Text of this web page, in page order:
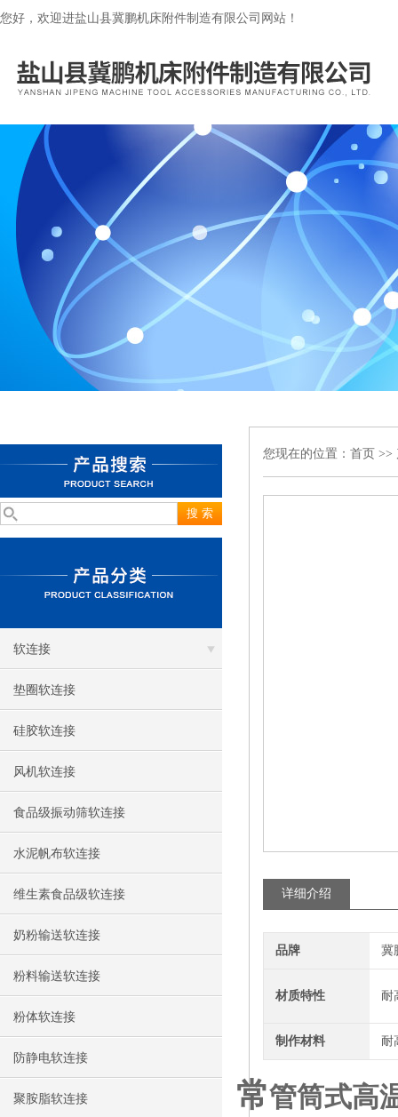
您好，欢迎进盐山县冀鹏机床附件制造有限公司网站！
软连接
垫圈软连接
硅胶软连接
风机软连接
食品级振动筛软连接
水泥帆布软连接
维生素食品级软连接
奶粉输送软连接
粉料输送软连接
粉体软连接
防静电软连接
聚胺脂软连接
您现在的位置： 首页 >>
详细介绍
品牌 冀
材质特性 耐
制作材料 耐
常管筒式高